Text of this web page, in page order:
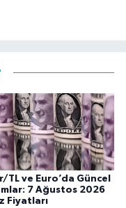
TL ve Euro’da Güncel
7 Ağustos 2026
Fiyatları